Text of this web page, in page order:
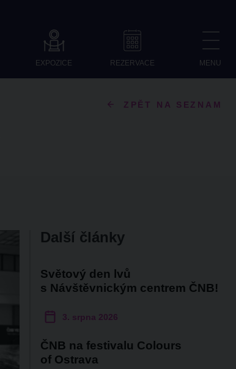
EXPOZICE REZERVACE MENU
ZPĚT NA SEZNAM
Další články
Světový den lvů
s Návštěvnickým centrem ČNB!
3. srpna 2026
ČNB na festivalu Colours
of Ostrava